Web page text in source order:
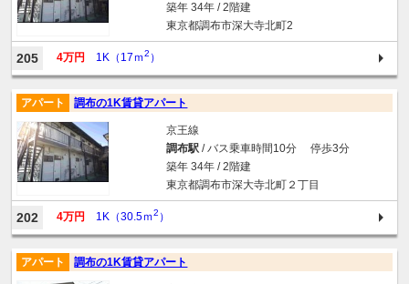
築年 34年 / 2階建
東京都調布市深大寺北町2
205 4万円 1K（17ｍ2 ）
アパート 調布の1K賃貸アパート
京王線
調布駅/ バス乗車時間10分 停歩3分
築年 34年 / 2階建
東京都調布市深大寺北町２丁目
202 4万円 1K（30.5ｍ2 ）
アパート 調布の1K賃貸アパート